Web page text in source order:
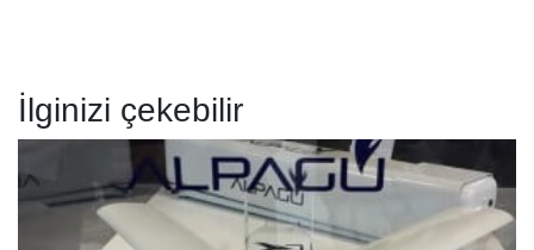
İlginizi çekebilir